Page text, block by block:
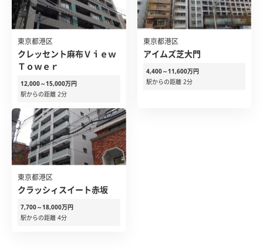
東京都港区
クレッセント麻布Ｖｉｅｗ
Ｔｏｗｅｒ
12,000～15,000万円
駅からの距離 2分
東京都港区
アイムズ芝大門
4,400～11,600万円
駅からの距離 2分
東京都港区
クラッシィスイート赤坂
7,700～18,000万円
駅からの距離 4分